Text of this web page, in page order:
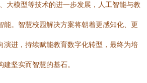
大模型等技术的进一步发展，人工智能与教
能。智慧校园解决方案将朝着更感知化、更
演进，持续赋能教育数字化转型，最终为培
坚实而智慧的基石。